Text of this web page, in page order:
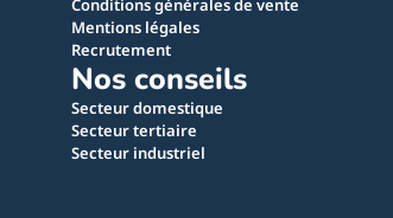
Conditions générales de vente
Mentions légales
Recrutement
Nos conseils
Secteur domestique
Secteur tertiaire
Secteur industriel